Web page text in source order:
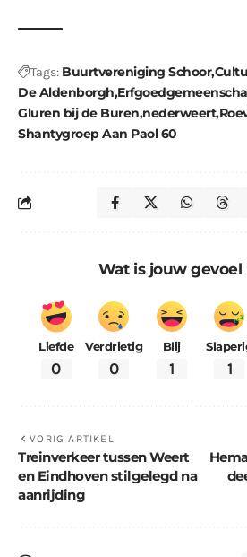
Tags: Buurtvereniging Schoor
De Aldenborgh
Gluren bij de Buren nederweert
Shantygroep Aan Paol 60
Wat is jouw gevoel
Liefde
0
Verdrietig
0
Blij
1 1
VORIG ARTIKEL
Treinverkeer tussen Weert
en Eindhoven stilgelegd na
aanrijding